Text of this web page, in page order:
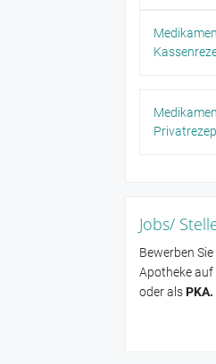
Jobs/
Bewerben
Apotheke auf
oder alsPKA.